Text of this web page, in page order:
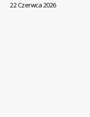
22 Czerwca 2026